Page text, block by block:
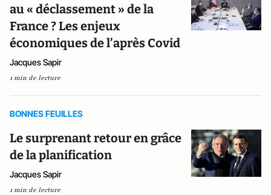
au « déclassement » de la
France ? Les enjeux
économiques de l’après Covid
Jacques Sapir
1 min de lecture
BONNES FEUILLES
Le surprenant retour en grâce
de la planification
Jacques Sapir
1 min de lecture